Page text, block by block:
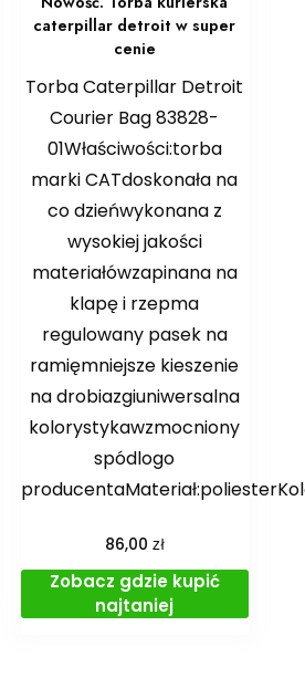
caterpillar detroit w super
cenie
Torba Caterpillar Detroit
Courier Bag 83828-
01Właściwości:torba
marki CATdoskonała na
co dzieńwykonana z
wysokiej jakości
materiałówzapinana na
klapę i rzepma
regulowany pasek na
ramięmniejsze kieszenie
na drobiazgiuniwersalna
kolorystykawzmocniony
spódlogo
86,00 zł
Zobacz gdzie kupić
najtaniej